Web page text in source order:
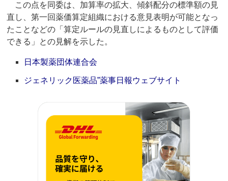
この点を同委は、加算率の拡大、傾斜配分の標準額の見
直し、第一回薬価算定組織における意見表明が可能となっ
たことなどの「算定ルールの見直しによるものとして評価
できる」との見解を示した。
日本製薬団体連合会
ジェネリック医薬品”薬事日報ウェブサイト